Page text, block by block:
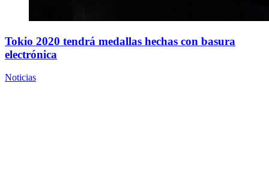
Tokio 2020 tendrá medallas hechas con basura
electrónica
Noticias